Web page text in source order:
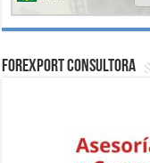
ForExport Consultora